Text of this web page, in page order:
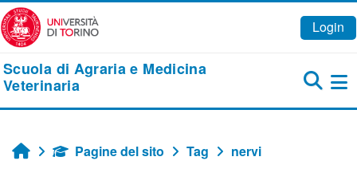
Vai al contenuto principale
Login
Scuola di Agraria e Medicina
Veterinaria
HomePagine del sito Tag nervi